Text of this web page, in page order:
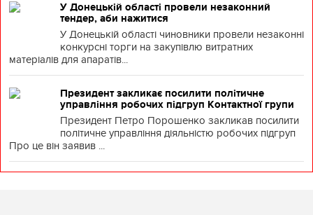
У Донецькій області провели незаконний
тендер, аби нажитися
У Донецькій області чиновники провели незаконні
конкурсні торги на закупівлю витратних
матеріалів для апаратів...
Президент закликає посилити політичне
управління робочих підгруп Контактної групи
Президент Петро Порошенко закликав посилити
політичне управління діяльністю робочих підгруп
Про це він заявив ...